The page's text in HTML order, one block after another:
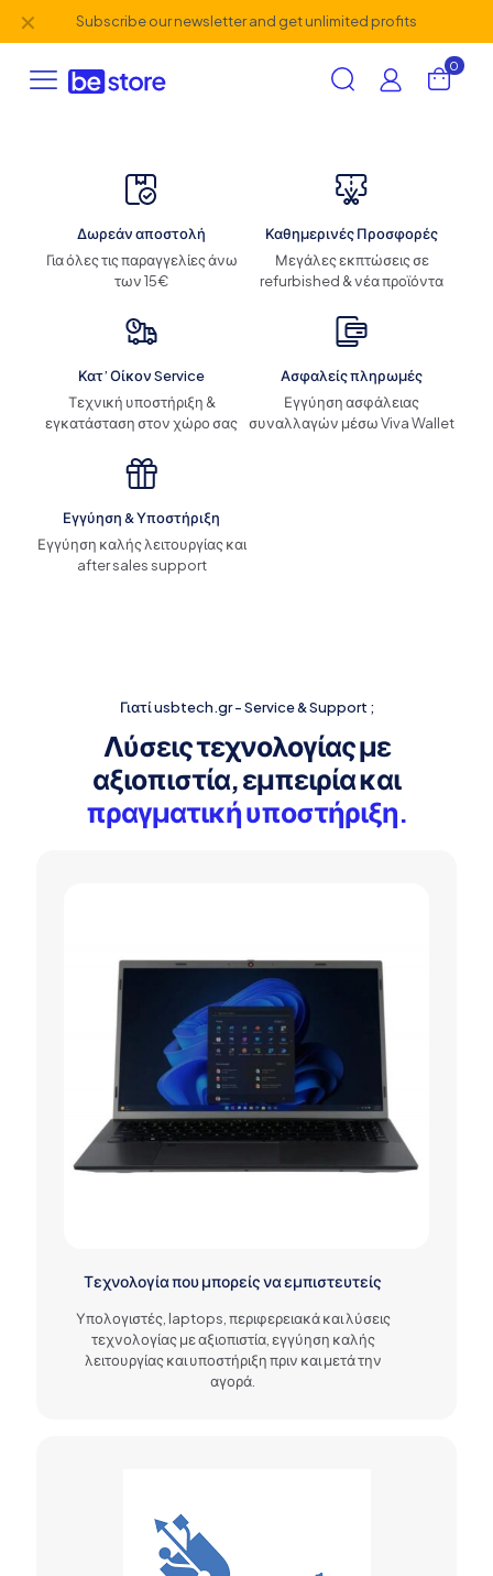
Subscribe our newsletter and get unlimited profits
✕
0
Δωρεάν αποστολή
Για όλες τις παραγγελίες άνω
των 15€
Καθημερινές Προσφορές
Μεγάλες εκπτώσεις σε
refurbished & νέα προϊόντα
Κατ’ Οίκον Service
Τεχνική υποστήριξη &
εγκατάσταση στον χώρο σας
Ασφαλείς πληρωμές
Εγγύηση ασφάλειας
συναλλαγών μέσω Viva Wallet
Εγγύηση & Υποστήριξη
Εγγύηση καλής λειτουργίας και
after sales support
Γιατί usbtech.gr - Service & Support ;
Λύσεις τεχνολογίας με
αξιοπιστία, εμπειρία και
πραγματική υποστήριξη.
Τεχνολογία που μπορείς να εμπιστευτείς
Υπολογιστές, laptops, περιφερειακά και λύσεις
τεχνολογίας με αξιοπιστία, εγγύηση καλής
λειτουργίας και υποστήριξη πριν και μετά την
αγορά.